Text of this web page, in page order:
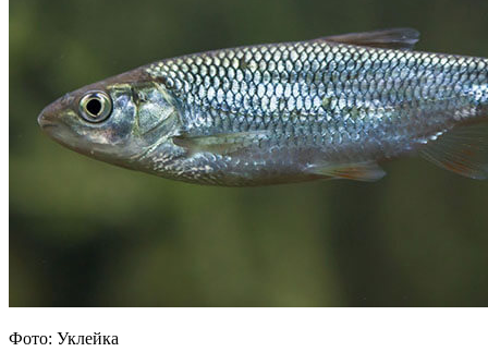
Фото: Уклейка